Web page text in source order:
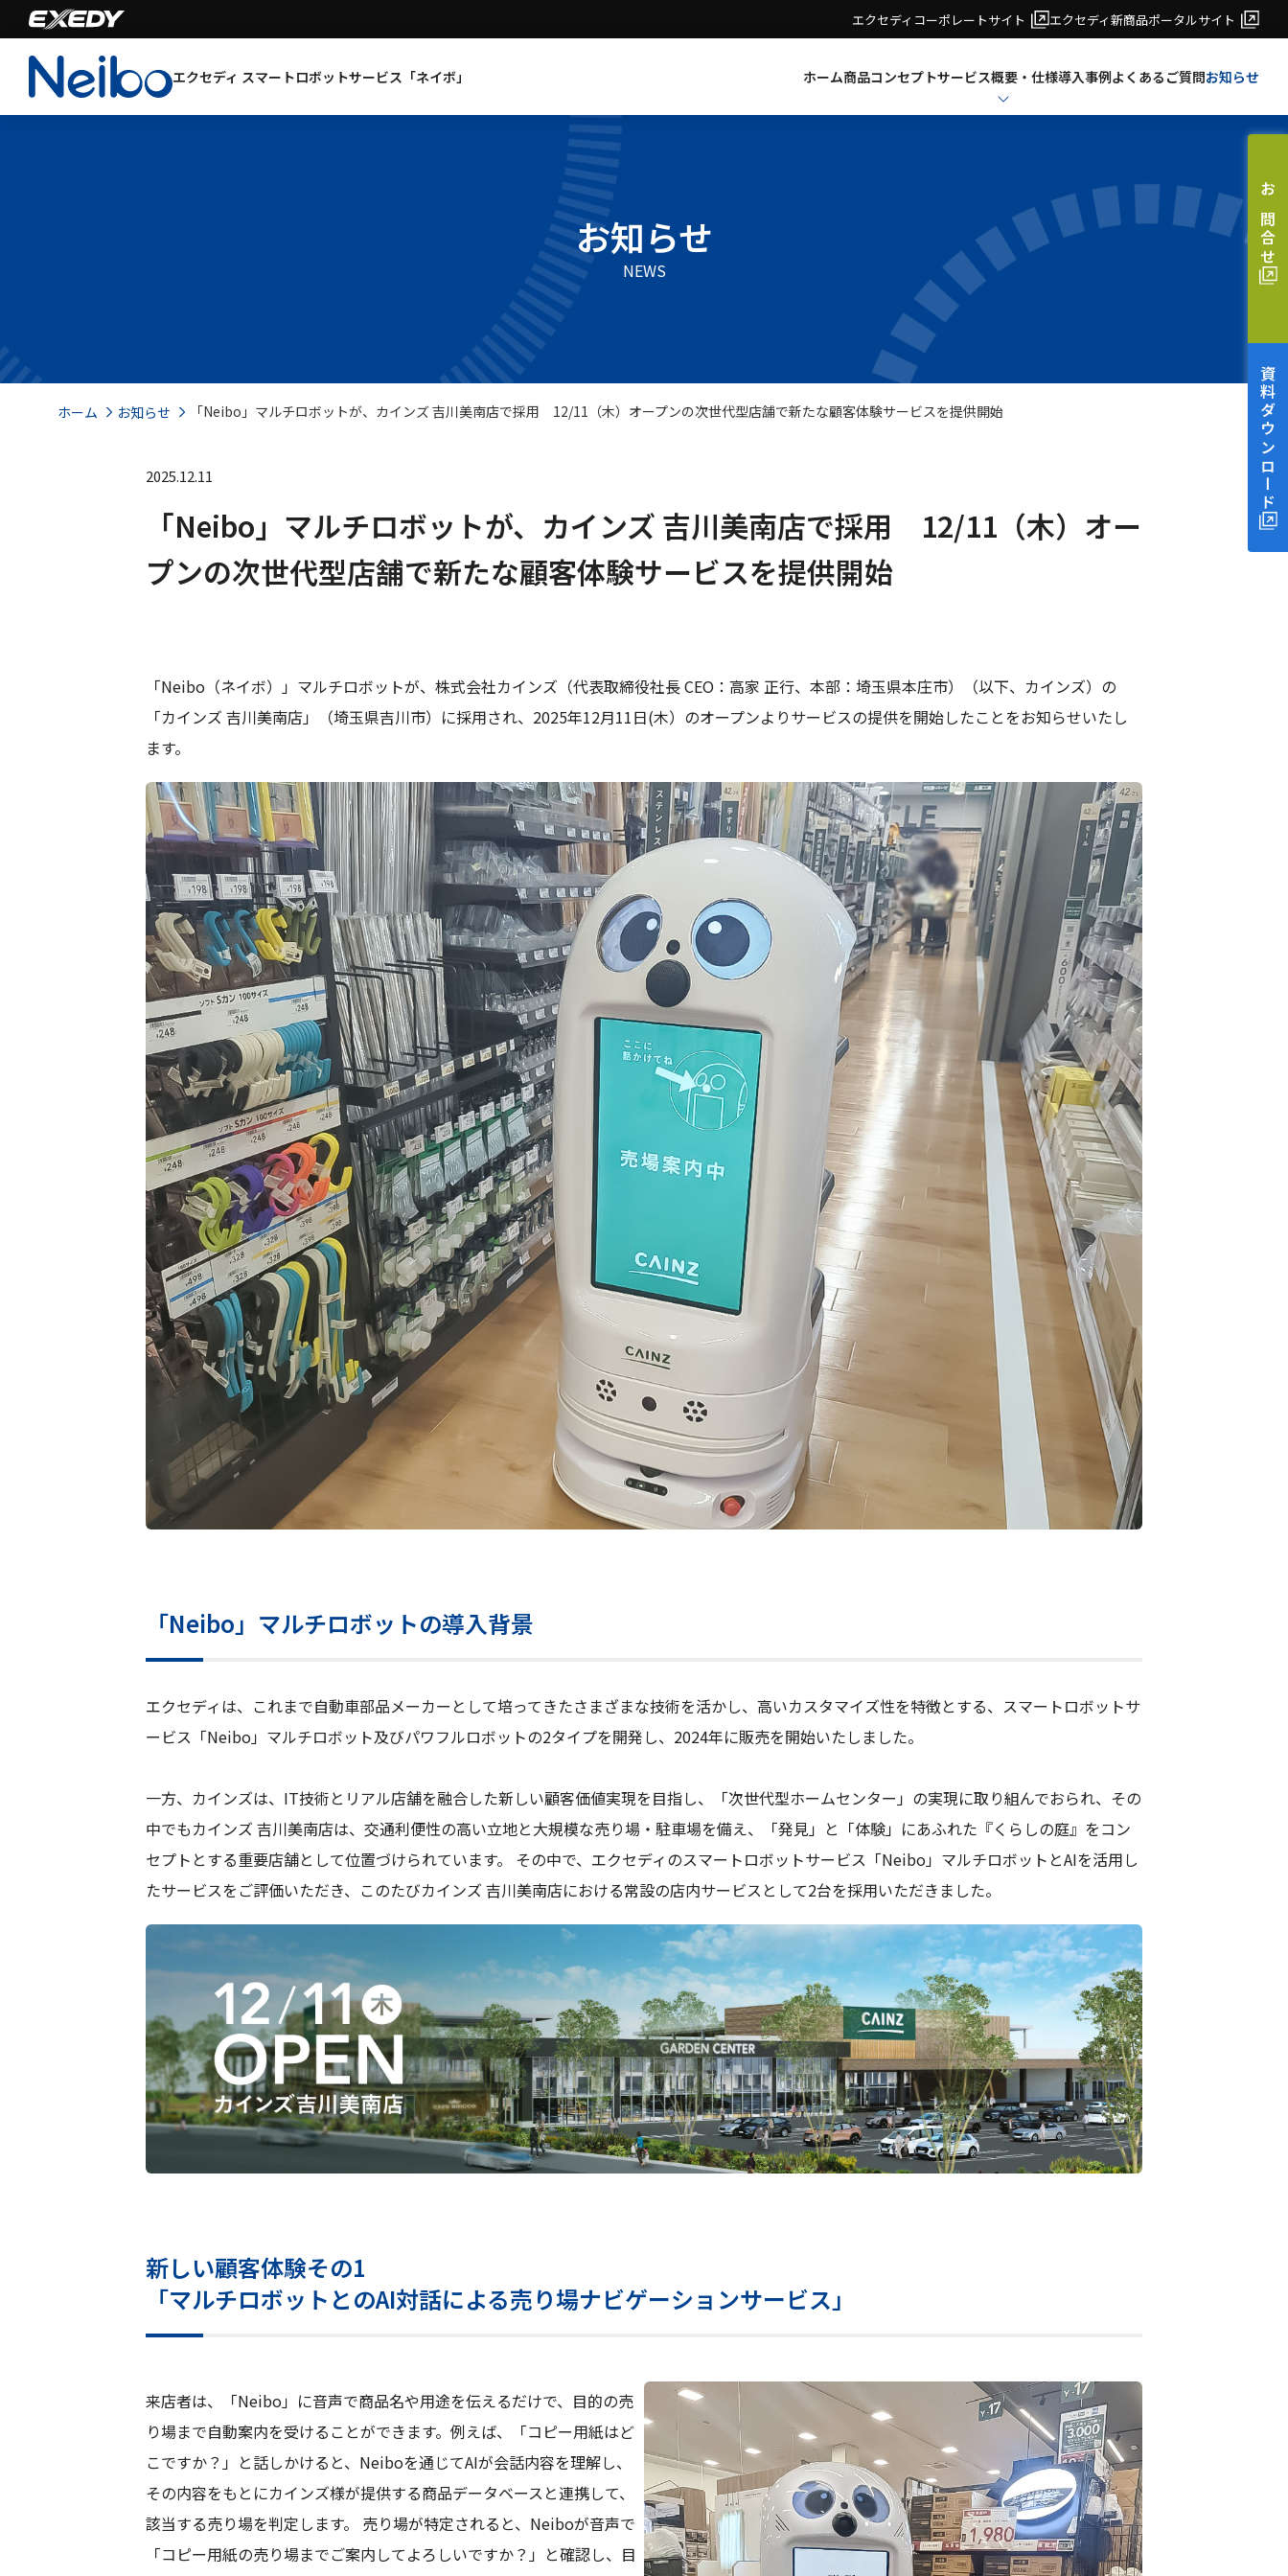
エクセディコーポレートサイト エクセディ新商品ポータルサイト
エクセディ スマートロボットサービス「ネイボ」 ホーム商品コンセプトサービス概要・仕様導入事例よくあるご質問お知らせ
お知らせ
NEWS
ホーム お知らせ 「Neibo」マルチロボットが、カインズ 吉川美南店で採用 12/11（木）オープンの次世代型店舗で新たな顧客体験サービスを提供開始
2025.12.11
「Neibo」マルチロボットが、カインズ 吉川美南店で採用 12/11（木）オー
プンの次世代型店舗で新たな顧客体験サービスを提供開始
「Neibo（ネイボ）」マルチロボットが、株式会社カインズ（代表取締役社長 CEO：高家 正行、本部：埼玉県本庄市）（以下、カインズ）の
「カインズ 吉川美南店」（埼玉県吉川市）に採用され、2025年12月11日(木）のオープンよりサービスの提供を開始したことをお知らせいたし
ます。
「Neibo」マルチロボットの導入背景
エクセディは、これまで自動車部品メーカーとして培ってきたさまざまな技術を活かし、高いカスタマイズ性を特徴とする、スマートロボットサ
ービス「Neibo」マルチロボット及びパワフルロボットの2タイプを開発し、2024年に販売を開始いたしました。
一方、カインズは、IT技術とリアル店舗を融合した新しい顧客価値実現を目指し、「次世代型ホームセンター」の実現に取り組んでおられ、その
中でもカインズ 吉川美南店は、交通利便性の高い立地と大規模な売り場・駐車場を備え、「発見」と「体験」にあふれた『くらしの庭』をコン
セプトとする重要店舗として位置づけられています。 その中で、エクセディのスマートロボットサービス「Neibo」マルチロボットとAIを活用し
たサービスをご評価いただき、このたびカインズ 吉川美南店における常設の店内サービスとして2台を採用いただきました。
新しい顧客体験その1
「マルチロボットとのAI対話による売り場ナビゲーションサービス」
来店者は、「Neibo」に音声で商品名や用途を伝えるだけで、目的の売
り場まで自動案内を受けることができます。例えば、「コピー用紙はど
こですか？」と話しかけると、Neiboを通じてAIが会話内容を理解し、
その内容をもとにカインズ様が提供する商品データベースと連携して、
該当する売り場を判定します。 売り場が特定されると、Neiboが音声で
「コピー用紙の売り場までご案内してよろしいですか？」と確認し、目
お問合せ
資料ダウンロード